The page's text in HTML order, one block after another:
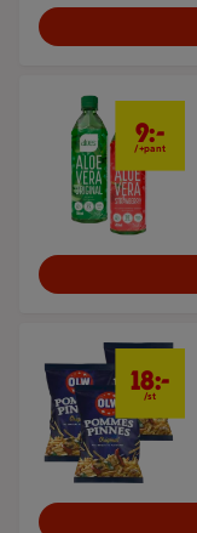
9:-
/+pant
18:-
/st